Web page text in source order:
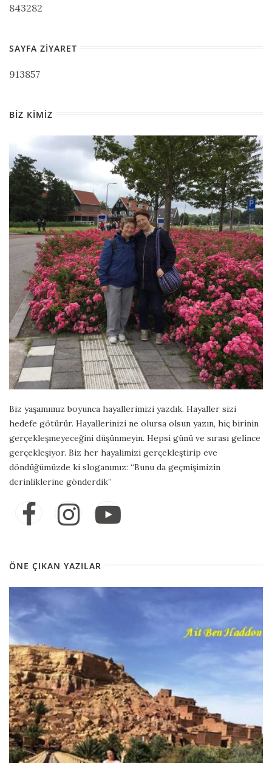
843282
SAYFA ZIYARET
913857
BIZ KIMIZ
Biz yaşamımız boyunca hayallerimizi yazdık. Hayaller sizi
hedefe götürür. Hayallerinizi ne olursa olsun yazın, hiç birinin
gerçekleşmeyeceğini düşünmeyin. Hepsi günü ve sırası gelince
gerçekleşiyor. Biz her hayalimizi gerçekleştirip eve
döndüğümüzde ki sloganımız: “Bunu da geçmişimizin
derinliklerine gönderdik”
ÖNE ÇIKAN YAZILAR